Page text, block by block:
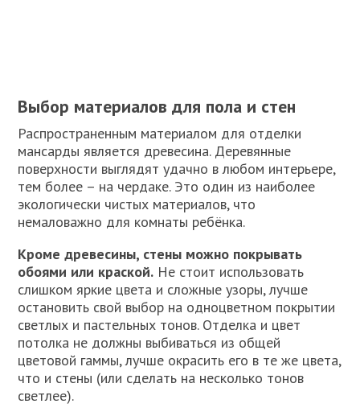
Выбор материалов для пола и стен
Распространенным материалом для отделки
мансарды является древесина. Деревянные
поверхности выглядят удачно в любом интерьере,
тем более – на чердаке. Это один из наиболее
экологически чистых материалов, что
немаловажно для комнаты ребёнка.
Кроме древесины, стены можно покрывать
обоями или краской. Не стоит использовать
слишком яркие цвета и сложные узоры, лучше
остановить свой выбор на одноцветном покрытии
светлых и пастельных тонов. Отделка и цвет
потолка не должны выбиваться из общей
цветовой гаммы, лучше окрасить его в те же цвета,
что и стены (или сделать на несколько тонов
светлее).